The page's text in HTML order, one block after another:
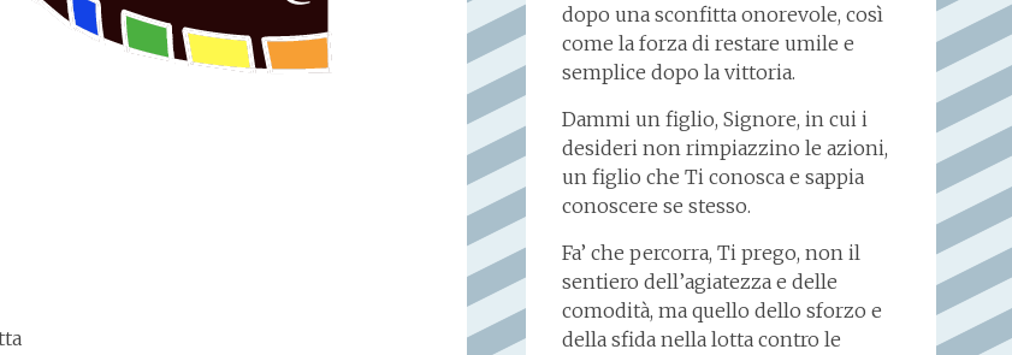
dopo una sconfitta onorevole, così
come la forza di restare umile e
semplice dopo la vittoria.
Dammi un figlio, Signore, in cui i
desideri non rimpiazzino le azioni,
un figlio che Ti conosca e sappia
conoscere se stesso.
Fa’ che percorra, Ti prego, non il
sentiero dell’agiatezza e delle
comodità, ma quello dello sforzo e
della sfida nella lotta contro le